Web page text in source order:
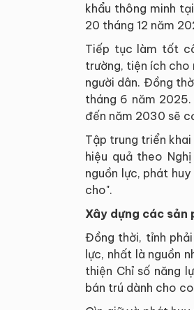
khẩu thông minh
20 tháng 12 năm
Tiếp tục làm tốt
trường, tiện ích cho
người dân. Đồng
tháng 6 năm
đến năm 2030 sẽ
Tập trung triển
hiệu quả theo
nguồn lực, phát
cho".
Xây dựng các sản
Đồng thời, tỉnh
lực, nhất là nguồn
thiện Chỉ số năng
bán trú dành cho